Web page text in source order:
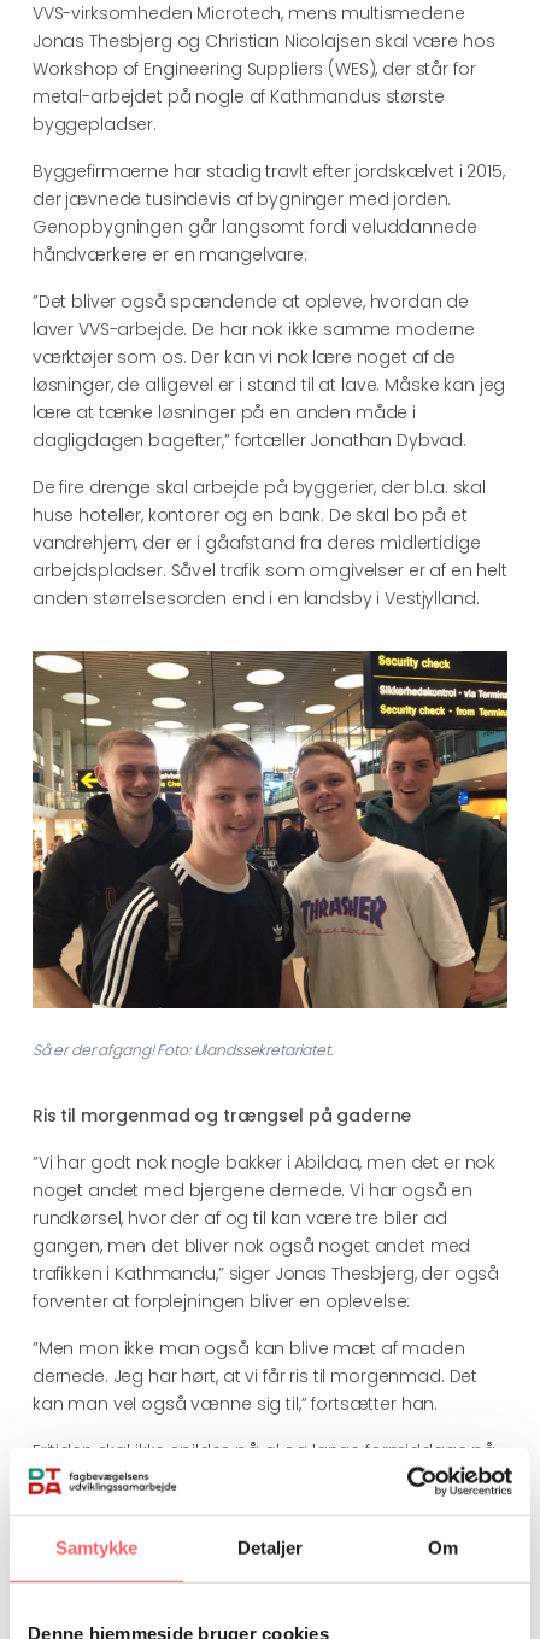
Samtykke Detaljer Om
Denne hjemmeside bruger cookies
VVS-virksomheden Microtech, mens multismedene
Jonas Thesbjerg og Christian Nicolajsen skal være hos
Workshop of Engineering Suppliers (WES), der står for
metal-arbejdet på nogle af Kathmandus største
byggepladser.
Byggefirmaerne har stadig travlt efter jordskælvet i 2015,
der jævnede tusindevis af bygninger med jorden.
Genopbygningen går langsomt fordi veluddannede
håndværkere er en mangelvare:
”Det bliver også spændende at opleve, hvordan de
laver VVS-arbejde. De har nok ikke samme moderne
værktøjer som os. Der kan vi nok lære noget af de
løsninger, de alligevel er i stand til at lave. Måske kan jeg
lære at tænke løsninger på en anden måde i
dagligdagen bagefter,” fortæller Jonathan Dybvad.
De fire drenge skal arbejde på byggerier, der bl.a. skal
huse hoteller, kontorer og en bank. De skal bo på et
vandrehjem, der er i gåafstand fra deres midlertidige
arbejdspladser. Såvel trafik som omgivelser er af en helt
anden størrelsesorden end i en landsby i Vestjylland.
Så er der afgang! Foto: Ulandssekretariatet.
Ris til morgenmad og trængsel på gaderne
”Vi har godt nok nogle bakker i Abildaa, men det er nok
noget andet med bjergene dernede. Vi har også en
rundkørsel, hvor der af og til kan være tre biler ad
gangen, men det bliver nok også noget andet med
trafikken i Kathmandu,” siger Jonas Thesbjerg, der også
forventer at forplejningen bliver en oplevelse:
”Men mon ikke man også kan blive mæt af maden
dernede. Jeg har hørt, at vi får ris til morgenmad. Det
kan man vel også vænne sig til,” fortsætter han.
Fritiden skal ikke spildes på øl og lange formiddage på
langs:
komme ud og opleve noget i landet. Der må blive
meget at fortælle til familien og vennerne, når vi